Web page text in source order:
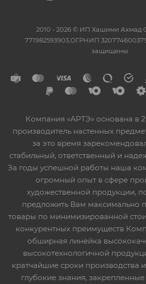
2010 - 2026 © ИП Хашими
771982593903,ОГРНИП
защищены
Компания «АРТЭ» основана в
производитель настенных
за это время
стабильный, ответственный и
За годы успешной работы наша
огромный опыт в сфере
художественной продукции,
предложить Вам максимально
товары по минимизированной
конкурентных преимуществ
обширная линейка
высокотехнологичной
кратчайшие сроки производства
глубокие знания,